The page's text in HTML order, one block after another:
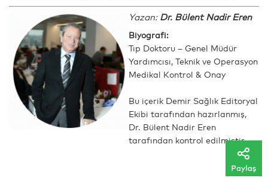
Yazan: Dr. Bülent Nadir Eren
Biyografi:
Tıp Doktoru – Genel Müdür
Yardımcısı, Teknik ve Operasyon
Medikal Kontrol & Onay
Bu içerik Demir Sağlık Editoryal
Ekibi tarafından hazırlanmış,
Dr. Bülent Nadir Eren
tarafından kontrol edilmiştir.